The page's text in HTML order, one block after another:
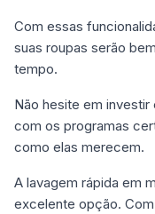
Com essas
suas roupas serão
tempo.
Não hesite em investir
com os programas
como elas merecem.
A lavagem rápida em
excelente opção.